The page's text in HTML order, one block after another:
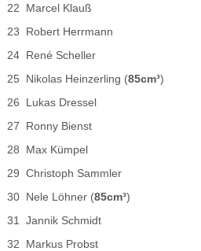
22
Marcel Klauß
23
Robert Herrmann
24
René Scheller
25
Nikolas Heinzerling (85cm³)
26
Lukas Dressel
27
Ronny Bienst
28
Max Kümpel
29 Christoph Sammler
30
Nele Löhner (85cm³)
31 Jannik Schmidt
32
Markus Probst